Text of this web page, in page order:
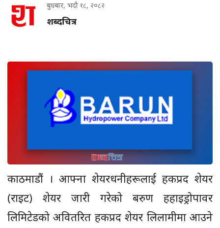
बुधबार, भदौ १८, २०८२
शब्दचित्र
काठमाडौं । आफ्ना शेयरधनीहरूलाई हकप्रद शेयर
(राइट) शेयर जारी गरेको बरुण हहाइड्रोपावर
लिमिटेडको अवितरित हकप्रद शेयर लिलामीमा आउने